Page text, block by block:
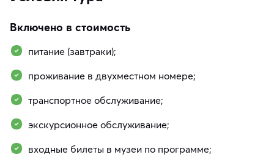
Включено в стоимость
питание (завтраки);
проживание в двухместном номере;
транспортное обслуживание;
экскурсионное обслуживание;
входные билеты в музеи по программе;